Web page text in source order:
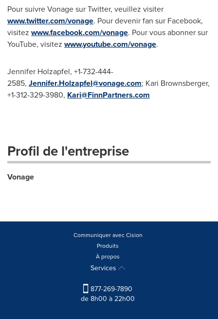
Pour suivre Vonage sur Twitter, veuillez visiter
www.twitter.com/vonage. Pour devenir fan sur Facebook,
visitez www.facebook.com/vonage. Pour vous abonner sur
YouTube, visitez www.youtube.com/vonage.
Jennifer Holzapfel, +1-732-444-
2585, Jennifer.Holzapfel@vonage.com; Kari Brownsberger,
+1-312-329-3980, Kari@FinnPartners.com
Profil de l'entreprise
Vonage
Communiquer avec Cision
Produits
À propos
Services
877-269-7890
de 8h00 à 22h00